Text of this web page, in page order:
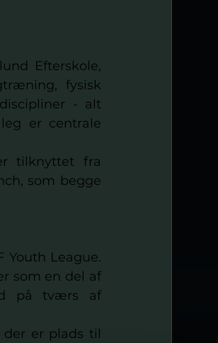
Efterskole,
fysisk
- alt
er centrale
tilknyttet fra
som begge
Youth League.
som en del af
på tværs af
er plads til